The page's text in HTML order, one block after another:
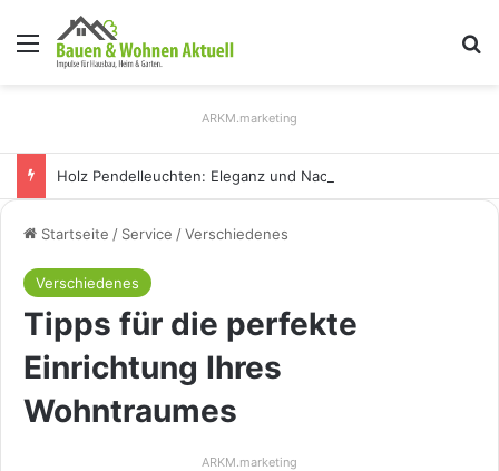
Menü
ARKM.marketing
Startseite / Service /Verschiedenes
Verschiedenes
Tipps für die perfekte
Einrichtung Ihres
Wohntraumes
ARKM.marketing